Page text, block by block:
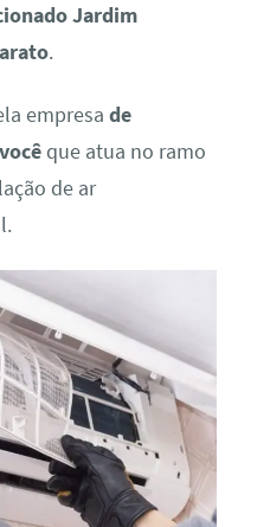
Jardim
.
empresa de
que atua no ramo
de ar